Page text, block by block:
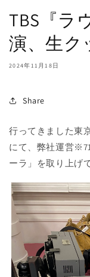
TBS『ラ
演、生ク
2024年11月18日
Share
行ってきました東
にて、 弊社運営
ーラ」を取り上げ